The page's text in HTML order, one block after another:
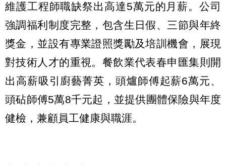
維護工程師職缺祭出高達5萬元的月薪。公司
強調福利制度完整，包含生日假、三節與年終
獎金，並設有專業證照獎勵及培訓機會，展現
對技術人才的重視。餐飲業代表春申匯集則開
出高薪吸引廚藝菁英，頭爐師傅起薪6萬元、
頭砧師傅5萬8千元起，並提供團體保險與年度
健檢，兼顧員工健康與職涯。